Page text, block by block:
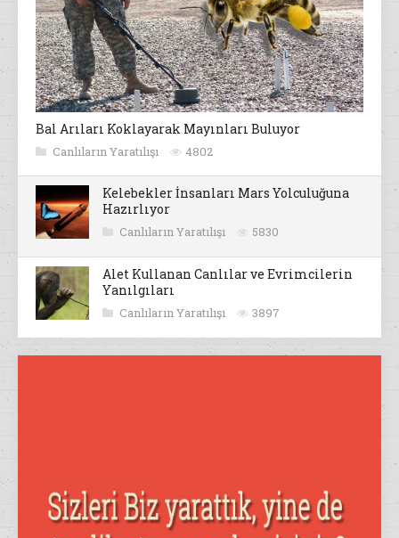
Bal Arıları Koklayarak Mayınları Buluyor
Canlıların Yaratılışı 4802
Kelebekler İnsanları Mars Yolculuğuna
Hazırlıyor
Canlıların Yaratılışı 5830
Alet Kullanan Canlılar ve Evrimcilerin
Yanılgıları
Canlıların Yaratılışı 3897